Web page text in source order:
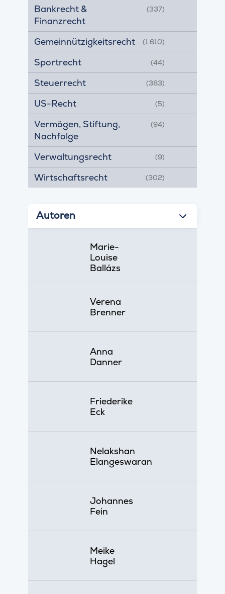
Bankrecht &
Finanzrecht
(337)
Gemeinnützigkeitsrecht (1.610)
Sportrecht (44)
Steuerrecht (383)
US-Recht (5)
Vermögen, Stiftung,
Nachfolge
(94)
Verwaltungsrecht (9)
Wirtschaftsrecht (302)
Autoren
Marie-
Louise
Ballázs
Verena
Brenner
Anna
Danner
Friederike
Eck
Nelakshan
Elangeswaran
Johannes
Fein
Meike
Hagel